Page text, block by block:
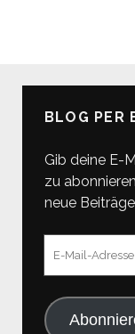
BLOG PER
Gib deine E-
zu
neue